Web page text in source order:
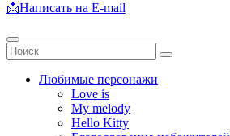
📩Написать на E-mail
Любимые персонажи
Love is
My melody
Hello Kitty